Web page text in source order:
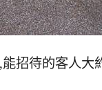
招待的客人大